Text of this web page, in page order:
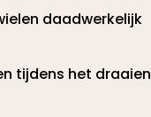
daadwerkelijk
tijdens het draaien